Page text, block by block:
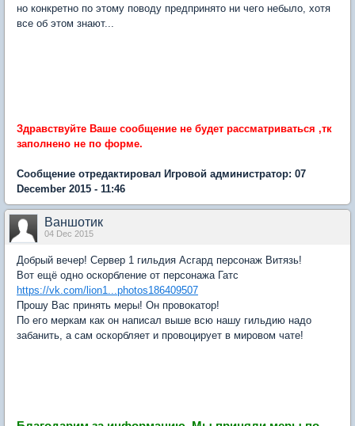
но конкретно по этому поводу предпринято ни чего небыло, хотя
все об этом знают...
Здравствуйте Ваше сообщение не будет рассматриваться ,тк
заполнено не по форме.
Сообщение отредактировал Игровой администратор: 07
December 2015 - 11:46
Ваншотик
04 Dec 2015
Добрый вечер! Сервер 1 гильдия Асгард персонаж Витязь!
Вот ещё одно оскорбление от персонажа Гатс
https://vk.com/lion1...photos186409507
Прошу Вас принять меры! Он провокатор!
По его меркам как он написал выше всю нашу гильдию надо
забанить, а сам оскорбляет и провоцирует в мировом чате!